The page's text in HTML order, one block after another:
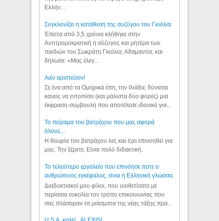
Ελλήν...
Συγκλονίζει η κατάθεση της συζύγου του Γκιόλια
Έπειτα από 3,5 χρόνια κλήθηκε στην
Αντιτρομοκρατική η σύζυγος και μητέρα των
παιδιών του Σωκράτη Γκιόλια, Αδαμαντία, και
δήλωσε: «Μας έλεγ...
Aιέν αριστεύειν!
Σε ένα από τα Ομηρικά έπη, την Ιλιάδα, δύναται
κανείς να εντοπίσει (και μάλιστα δύο φορές) μια
έκφραση-συμβουλή που αποτέλεσε ιδανικό για...
Το πείραμα του βατράχου που μας αφορά
όλους...
Η θεωρία του βατράχου λες και έχει επινοηθεί για
μας. Την ξέρετε; Είναι πολύ διδακτική.
Το τελειότερο εργαλείο που επινόησε ποτε ο
ανθρώπινος εγκέφαλος, είναι η Ελληνική γλώσσα.
Διαδυκτιακοί μου φίλοι, που υιοθετίσατε με
περίσσια ευκολία τον τρόπο επικοινωνίας που
σας πλάσαραν τα μιάσματα της νέας τάξης πρα...